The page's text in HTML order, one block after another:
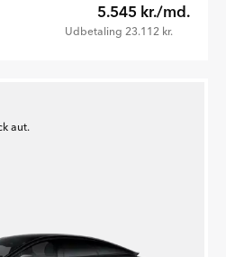
5.545 kr./md.
Udbetaling 23.112 kr.
aut.